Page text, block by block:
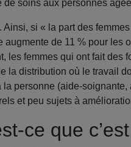
de soins aux personnes
si « la part des
de 11 % pour les
les femmes qui ont fait des
la distribution où le travail
personne (aide-soignante,
et peu sujets à
ce que